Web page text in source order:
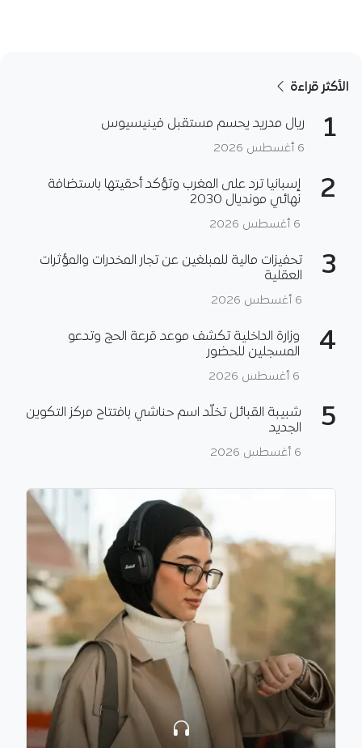
الأكثر قراءة
1 ريال مدريد يحسم مستقبل فينيسيوس
6 أغسطس 2026
2
إسبانيا ترد على المغرب وتؤكد أحقيتها باستضافة
نهائي مونديال 2030
6 أغسطس 2026
3
تحفيزات مالية للمبلغين عن تجار المخدرات والمؤثرات
العقلية
6 أغسطس 2026
4
وزارة الداخلية تكشف موعد قرعة الحج وتدعو
المسجلين للحضور
6 أغسطس 2026
5
شبيبة القبائل تخلّد اسم حناشي بافتتاح مركز التكوين
الجديد
6 أغسطس 2026